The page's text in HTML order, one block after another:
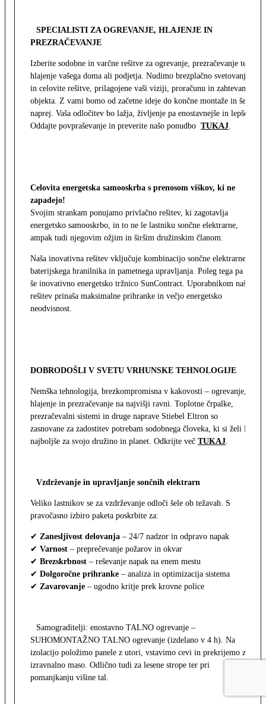
SPECIALISTI ZA OGREVANJE, HLAJENJE IN
PREZRAČEVANJE
Izberite sodobne in varčne rešitve za ogrevanje, prezračevanje ter
hlajenje vašega doma ali podjetja. Nudimo brezplačno svetovanje
in celovite rešitve, prilagojene vaši viziji, proračunu in zahtevam
objekta. Z vami bomo od začetne ideje do končne montaže in še
naprej. Vaša odločitev bo lažja, življenje pa enostavnejše in lepše.
Oddajte povpraševanje in preverite našo ponudbo TUKAJ
Celovita energetska samooskrba s prenosom viškov, ki ne
zapadejo!
Svojim strankam ponujamo privlačno rešitev, ki zagotavlja
energetsko samooskrbo, in to ne le lastniku sončne elektrarne,
ampak tudi njegovim ožjim in širšim družinskim članom.
Naša inovativna rešitev vključuje kombinacijo sončne elektrarne,
baterijskega hranilnika in pametnega upravljanja. Poleg tega pa
še inovativno energetsko tržnico SunContract. Uporabnikom naša
rešitev prinaša maksimalne prihranke in večjo energetsko
neodvisnost.
DOBRODOŠLI V SVETU VRHUNSKE TEHNOLOGIJE
Nemška tehnologija, brezkompromisna v kakovosti – ogrevanje,
hlajenje in prezračevanje na najvišji ravni. Toplotne črpalke,
prezračevalni sistemi in druge naprave Stiebel Eltron so
zasnovane za zadostitev potrebam sodobnega človeka, ki si želi le
najboljše za svojo družino in planet. Odkrijte več TUKAJ
Vzdrževanje in upravljanje sončnih elektrarn
Veliko lastnikov se za vzdrževanje odloči šele ob težavah. S
pravočasno izbiro paketa poskrbite za:
✔ Zanesljivost delovanja – 24/7 nadzor in odpravo napak
✔ Varnost – preprečevanje požarov in okvar
✔ Brezskrbnost – reševanje napak na enem mestu
✔ Dolgoročne prihranke – analiza in optimizacija sistema
✔ Zavarovanje – ugodno kritje prek krovne police
Samograditelji: enostavno TALNO ogrevanje –
SUHOMONTAŽNO TALNO ogrevanje (izdelano v 4 h). Na
izolacijo položimo panele z utori, vstavimo cevi in prekrijemo z
izravnalno maso. Odlično tudi za lesene strope ter pri
pomanjkanju višine tal.